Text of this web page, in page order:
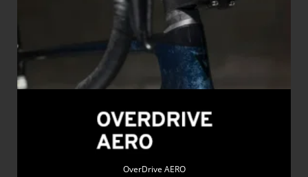
OverDrive AERO